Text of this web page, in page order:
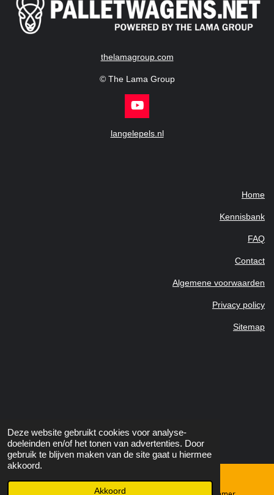
Deze website gebruikt cookies voor analyse-
doeleinden en/of het tonen van advertenties. Door
gebruik te blijven maken van de site gaat u hiermee
akkoord.
Akkoord
thelamagroup.com
© The Lama Group
Y
o
u
langelepels.nl
Home
Kennisbank
FAQ
Contact
Algemene voorwaarden
Privacy policy
Sitemap